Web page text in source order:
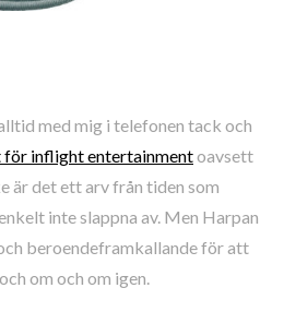
med mig i telefonen tack och
för inflight entertainmentoavsett
är det ett arv från tiden som
inte slappna av. Men Harpan
beroendeframkallande för att
om och om igen.